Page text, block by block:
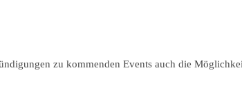
zu kommenden Events auch die